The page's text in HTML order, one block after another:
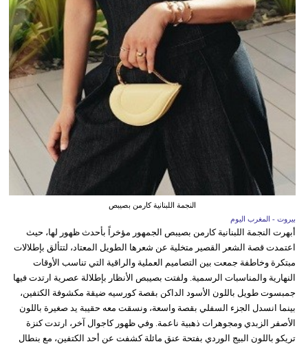
النجمة اللبنانية كارمن بصيبص
بيروت - المغرب اليوم
أبهرت النجمة اللبنانية كارمن بصيبص الجمهور مؤخراً بأحدث ظهور لها، حيث
اعتمدت قصة الشعر القصير متخلية عن شعرها الطويل المعتاد، لتتألق بإطلالات
مبتكرة وخاطفة جمعت بين التصاميم العملية والراقية التي تناسب الأوقات
النهارية والمناسبات الرسمية. ولفتت بصيبص الأنظار بإطلالة عصرية ارتدت فيها
جمبسوت طويل باللون الأسود الداكن بقصة كورسيه ضيقة مكشوفة الكتفين،
بينما انسدل الجزء السفلي بقصة واسعة، ونسقت معه حقيبة يد صغيرة باللون
الأصفر الزبدي ومجوهرات ذهبية ناعمة. وفي ظهور كاجوال آخر، ارتدت كنزة
تريكو باللون البيج الوردي بفتحة عنق مائلة كشفت عن أحد الكتفين، مع بنطال